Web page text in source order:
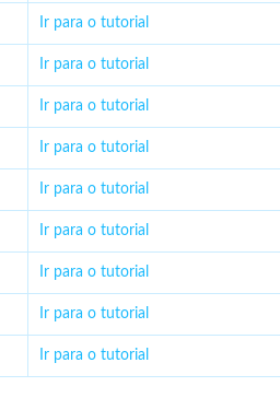
Ir para o tutorial
Ir para o tutorial
Ir para o tutorial
Ir para o tutorial
Ir para o tutorial
Ir para o tutorial
Ir para o tutorial
Ir para o tutorial
Ir para o tutorial